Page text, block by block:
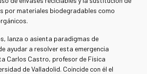
por materiales biodegradables como
lanza o asienta paradigmas de
ayudar a resolver esta emergencia
Carlos Castro, profesor de Física
de Valladolid. Coincide con él el